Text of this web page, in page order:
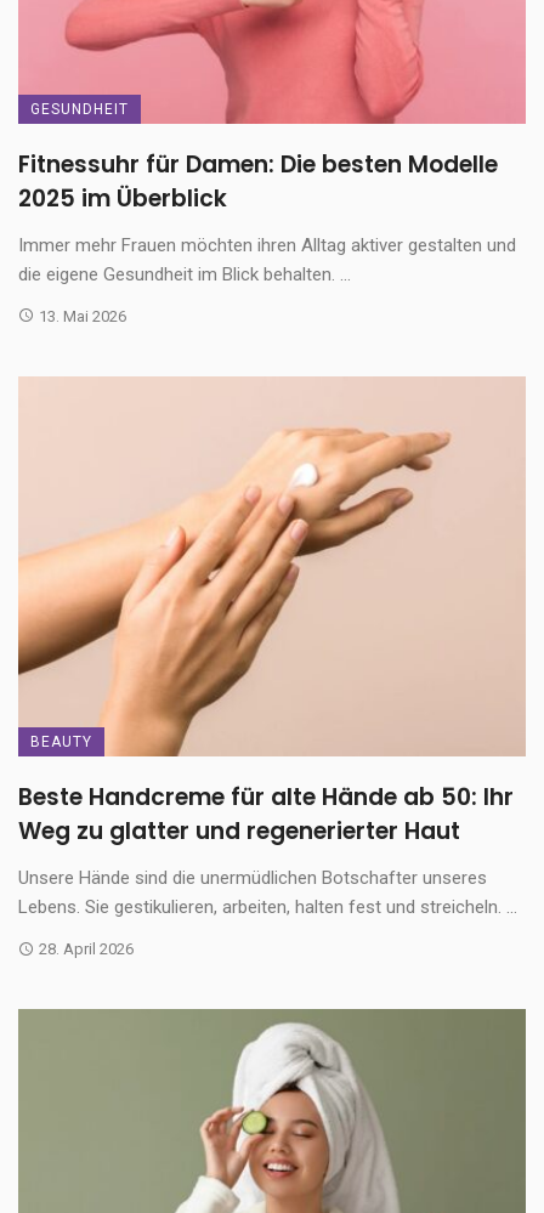
GESUNDHEIT
Fitnessuhr für Damen: Die besten Modelle
2025 im Überblick
Immer mehr Frauen möchten ihren Alltag aktiver gestalten und
die eigene Gesundheit im Blick behalten. ...
13. Mai 2026
BEAUTY
Beste Handcreme für alte Hände ab 50: Ihr
Weg zu glatter und regenerierter Haut
Unsere Hände sind die unermüdlichen Botschafter unseres
Lebens. Sie gestikulieren, arbeiten, halten fest und streicheln. ...
28. April 2026